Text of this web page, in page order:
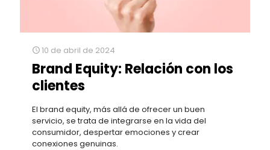
10 de abril de 2024
Brand Equity: Relación con los
clientes
El brand equity, más allá de ofrecer un buen
servicio, se trata de integrarse en la vida del
consumidor, despertar emociones y crear
conexiones genuinas.